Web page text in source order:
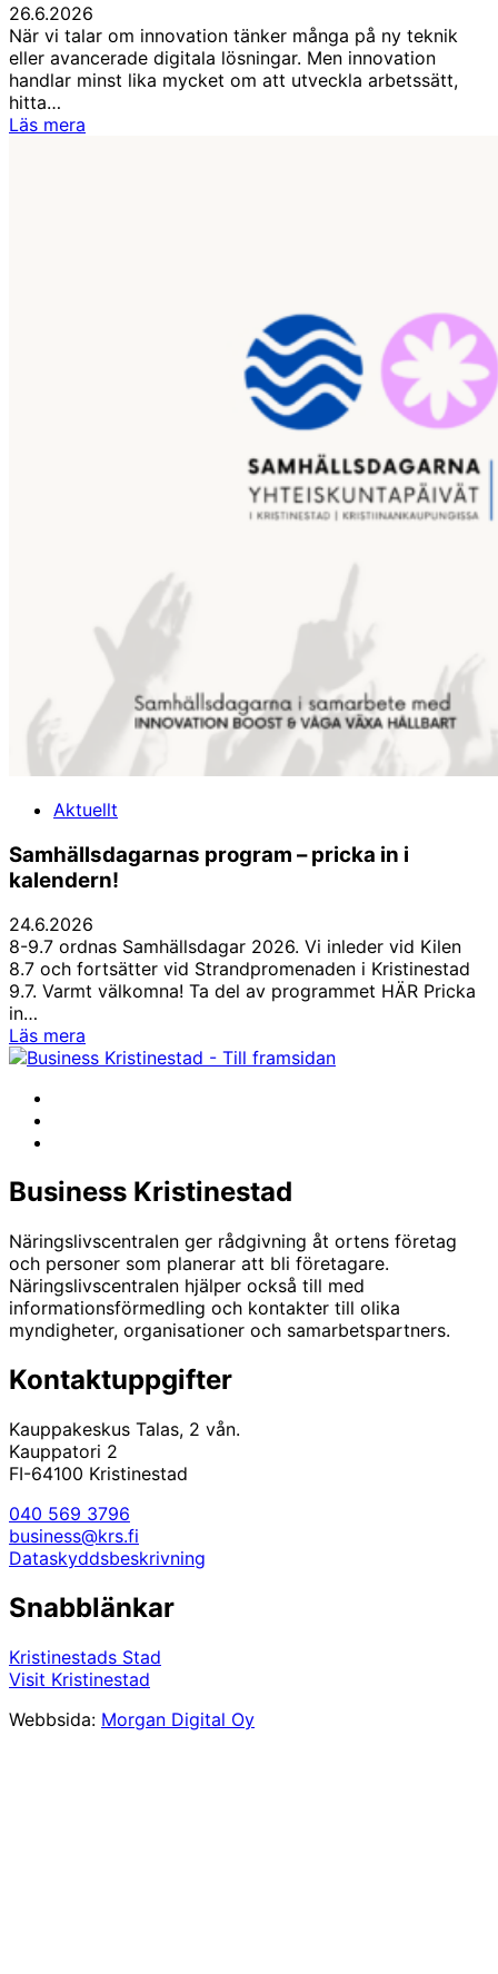
26.6.2026
När vi talar om innovation tänker många på ny teknik
eller avancerade digitala lösningar. Men innovation
handlar minst lika mycket om att utveckla arbetssätt,
hitta…
Läs mera
Aktuellt
Samhällsdagarnas program – pricka in i
kalendern!
24.6.2026
8-9.7 ordnas Samhällsdagar 2026. Vi inleder vid Kilen
8.7 och fortsätter vid Strandpromenaden i Kristinestad
9.7. Varmt välkomna! Ta del av programmet HÄR Pricka
in…
Läs mera
program
Business Kristinestad
Näringslivscentralen ger rådgivning åt ortens företag
och personer som planerar att bli företagare.
Näringslivscentralen hjälper också till med
informationsförmedling och kontakter till olika
myndigheter, organisationer och samarbetspartners.
Kontaktuppgifter
Kauppakeskus Talas, 2 vån.
Kauppatori 2
FI-64100 Kristinestad
040 569 3796
business@krs.fi
Dataskyddsbeskrivning
Snabblänkar
Kristinestads Stad
Visit Kristinestad
Webbsida: Morgan Digital Oy